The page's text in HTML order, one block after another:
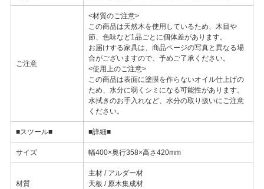
ご注意
<材質のご注意>
この商品は天然木を使用しているため、木目や
節、色味など1品ごとに個体差があります。
お届けする家具は、商品ページの写真と異なる場
合がございますので、予めご了承ください。
<使用上のご注意>
この商品は表面に塗膜を作らないオイル仕上げの
ため、水分に弱くシミになる可能性があります。
水拭きのお手入れなど、水分の取り扱いにご注意
ください。
■スツール■ ■詳細■
サイズ 幅400×奥行358×高さ420mm
材質
主材 / アルダー材
天板 / 原木集成材